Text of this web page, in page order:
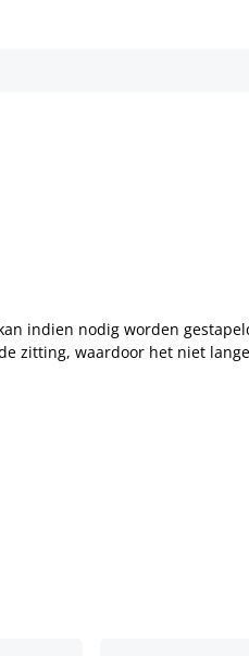
indien nodig worden
zitting, waardoor het niet